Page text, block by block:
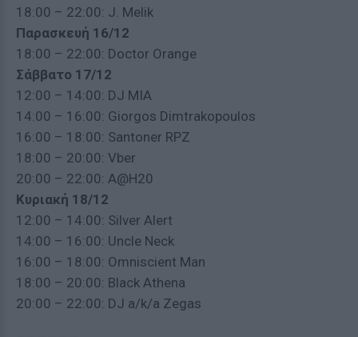
18:00 – 22:00: J. Melik
Παρασκευή 16/12
18:00 – 22:00: Doctor Orange
Σάββατο 17/12
12:00 – 14:00: DJ MIA
14:00 – 16:00: Giorgos Dimtrakopoulos
16:00 – 18:00: Santoner RPZ
18:00 – 20:00: Vber
20:00 – 22:00: A@H20
Κυριακή 18/12
12:00 – 14:00: Silver Alert
14:00 – 16:00: Uncle Neck
16:00 – 18:00: Omniscient Man
18:00 – 20:00: Black Athena
20:00 – 22:00: DJ a/k/a Zegas